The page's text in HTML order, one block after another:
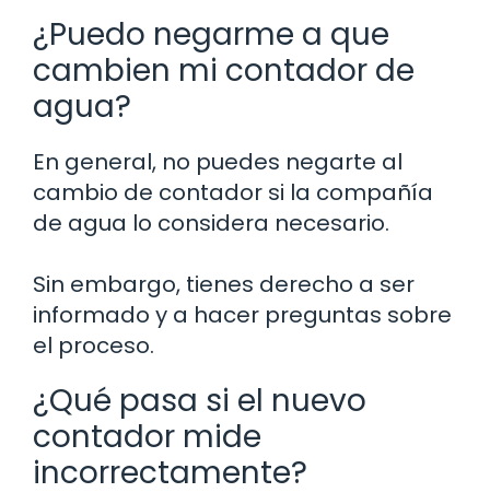
¿Puedo negarme a que
cambien mi contador de
agua?
En general, no puedes negarte al
cambio de contador si la compañía
de agua lo considera necesario.
Sin embargo, tienes derecho a ser
informado y a hacer preguntas sobre
el proceso.
¿Qué pasa si el nuevo
contador mide
incorrectamente?